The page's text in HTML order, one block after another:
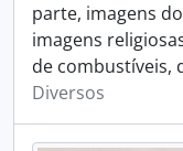
parte, imagens
imagens
de combustíveis,
Diversos